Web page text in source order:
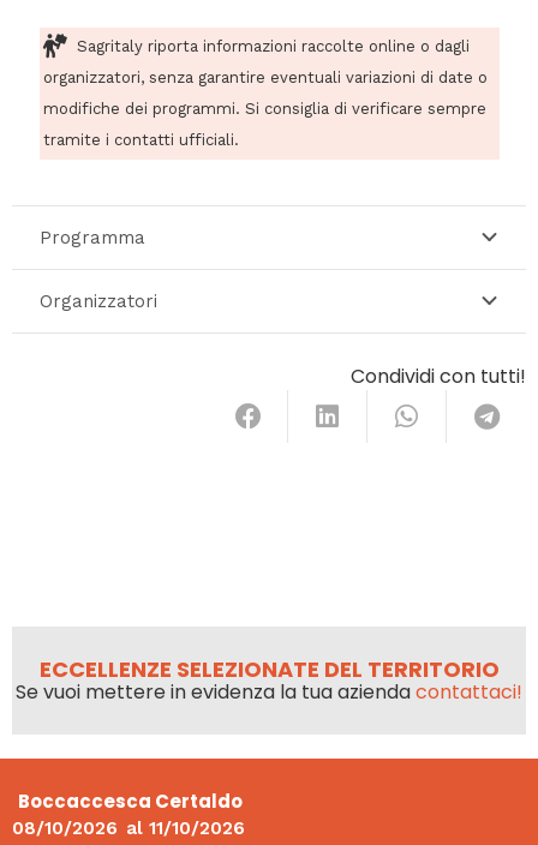
Sagritaly riporta informazioni raccolte online o dagli
organizzatori, senza garantire eventuali variazioni di date o
modifiche dei programmi. Si consiglia di verificare sempre
tramite i contatti ufficiali.
Programma
Organizzatori
Condividi con tutti!
ECCELLENZE SELEZIONATE DEL TERRITORIO
Se vuoi mettere in evidenza la tua aziendacontattaci!
Boccaccesca Certaldo
08/10/2026 al 11/10/2026